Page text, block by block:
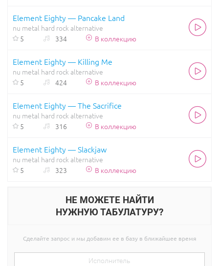
Element Eighty — Pancake Land
nu metal hard rock alternative
5
334 В коллекцию
Element Eighty — Killing Me
nu metal hard rock alternative
5
424 В коллекцию
Element Eighty — The Sacrifice
nu metal hard rock alternative
5
316 В коллекцию
Element Eighty — Slackjaw
nu metal hard rock alternative
5
323 В коллекцию
НЕ МОЖЕТЕ НАЙТИ
НУЖНУЮ ТАБУЛАТУРУ?
Сделайте запрос и мы добавим ее в базу в ближайшее время